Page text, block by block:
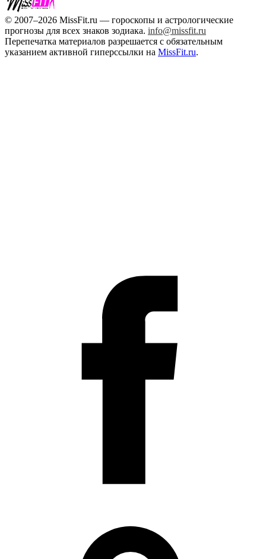
© 2007–2026 MissFit.ru — гороскопы и астрологические
прогнозы для всех знаков зодиака. info@missfit.ru
Перепечатка материалов разрешается с обязательным
указанием активной гиперссылки на MissFit.ru.